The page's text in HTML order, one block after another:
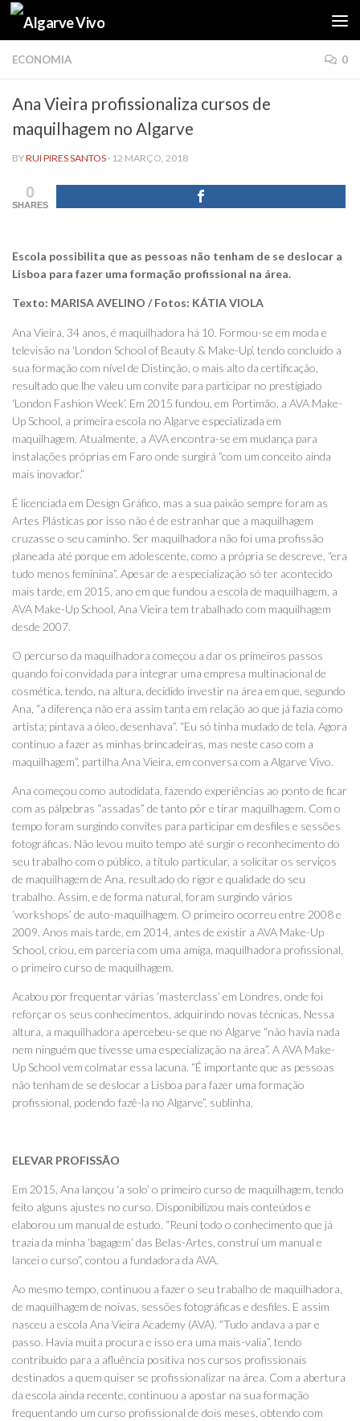
Skip to content
ECONOMIA 0
Ana Vieira profissionaliza cursos de
maquilhagem no Algarve
BYRUI PIRES SANTOS · 12 MARÇO, 2018
0
SHARES
Escola possibilita que as pessoas não tenham de se deslocar a
Lisboa para fazer uma formação profissional na área.
Texto: MARISA AVELINO / Fotos: KÁTIA VIOLA
Ana Vieira, 34 anos, é maquilhadora há 10. Formou-se em moda e
televisão na ‘London School of Beauty & Make-Up’, tendo concluído a
sua formação com nível de Distinção, o mais alto da certificação,
resultado que lhe valeu um convite para participar no prestigiado
‘London Fashion Week’. Em 2015 fundou, em Portimão, a AVA Make-
Up School, a primeira escola no Algarve especializada em
maquilhagem. Atualmente, a AVA encontra-se em mudança para
instalações próprias em Faro onde surgirá “com um conceito ainda
mais inovador.”
É licenciada em Design Gráfico, mas a sua paixão sempre foram as
Artes Plásticas por isso não é de estranhar que a maquilhagem
cruzasse o seu caminho. Ser maquilhadora não foi uma profissão
planeada até porque em adolescente, como a própria se descreve, “era
tudo menos feminina”. Apesar de a especialização só ter acontecido
mais tarde, em 2015, ano em que fundou a escola de maquilhagem, a
AVA Make-Up School, Ana Vieira tem trabalhado com maquilhagem
desde 2007.
O percurso da maquilhadora começou a dar os primeiros passos
quando foi convidada para integrar uma empresa multinacional de
cosmética, tendo, na altura, decidido investir na área em que, segundo
Ana, “a diferença não era assim tanta em relação ao que já fazia como
artista; pintava a óleo, desenhava”. “Eu só tinha mudado de tela. Agora
continuo a fazer as minhas brincadeiras, mas neste caso com a
maquilhagem”, partilha Ana Vieira, em conversa com a Algarve Vivo.
Ana começou como autodidata, fazendo experiências ao ponto de ficar
com as pálpebras “assadas” de tanto pôr e tirar maquilhagem. Com o
tempo foram surgindo convites para participar em desfiles e sessões
fotográficas. Não levou muito tempo até surgir o reconhecimento do
seu trabalho com o público, a título particular, a solicitar os serviços
de maquilhagem de Ana, resultado do rigor e qualidade do seu
trabalho. Assim, e de forma natural, foram surgindo vários
‘workshops’ de auto-maquilhagem. O primeiro ocorreu entre 2008 e
2009. Anos mais tarde, em 2014, antes de existir a AVA Make-Up
School, criou, em parceria com uma amiga, maquilhadora profissional,
o primeiro curso de maquilhagem.
Acabou por frequentar várias ‘masterclass’ em Londres, onde foi
reforçar os seus conhecimentos, adquirindo novas técnicas. Nessa
altura, a maquilhadora apercebeu-se que no Algarve “não havia nada
nem ninguém que tivesse uma especialização na área”. A AVA Make-
Up School vem colmatar essa lacuna. “É importante que as pessoas
não tenham de se deslocar a Lisboa para fazer uma formação
profissional, podendo fazê-la no Algarve”, sublinha.
ELEVAR PROFISSÃO
Em 2015, Ana lançou ‘a solo’ o primeiro curso de maquilhagem, tendo
feito alguns ajustes no curso. Disponibilizou mais conteúdos e
elaborou um manual de estudo. “Reuni todo o conhecimento que já
trazia da minha ‘bagagem’ das Belas-Artes, construí um manual e
lancei o curso”, contou a fundadora da AVA.
Ao mesmo tempo, continuou a fazer o seu trabalho de maquilhadora,
de maquilhagem de noivas, sessões fotográficas e desfiles. E assim
nasceu a escola Ana Vieira Academy (AVA). “Tudo andava a par e
passo. Havia muita procura e isso era uma mais-valia”, tendo
contribuído para a afluência positiva nos cursos profissionais
destinados a quem quiser se profissionalizar na área. Com a abertura
da escola ainda recente, continuou a apostar na sua formação
frequentando um curso profissional de dois meses, obtendo com